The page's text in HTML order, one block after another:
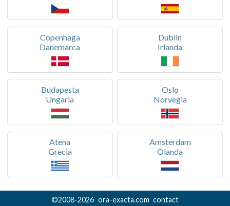
Copenhaga
Danemarca
Dublin
Irlanda
Budapesta
Ungaria
Oslo
Norvegia
Atena
Grecia
Amsterdam
Olanda
©2008-2026 ora-exacta.com contact